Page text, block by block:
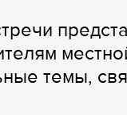
темы,